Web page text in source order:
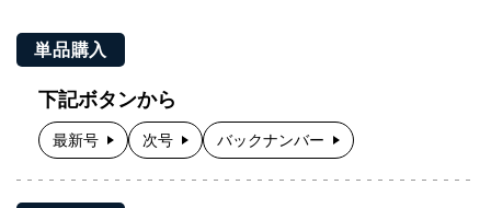
単品購入
下記ボタンから
最新号 次号 バックナンバー